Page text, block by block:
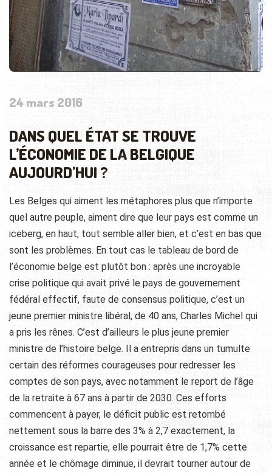
24 mars 2016
DANS QUEL ÉTAT SE TROUVE
L’ÉCONOMIE DE LA BELGIQUE
AUJOURD’HUI ?
Les Belges qui aiment les métaphores plus que n’importe
quel autre peuple, aiment dire que leur pays est comme un
iceberg, en haut, tout semble aller bien, et c’est en bas que
sont les problèmes. En tout cas le tableau de bord de
l’économie belge est plutôt bon : après une incroyable
crise politique qui avait privé le pays de gouvernement
fédéral effectif, faute de consensus politique, c’est un
jeune premier ministre libéral, de 40 ans, Charles Michel qui
a pris les rênes. C’est d’ailleurs le plus jeune premier
ministre de l’histoire belge. Il a entrepris dans un tumulte
certain des réformes courageuses pour redresser les
comptes de son pays, avec notamment le report de l’âge
de la retraite à 67 ans à partir de 2030. Ces efforts
commencent à payer, le déficit public est retombé
nettement sous la barre des 3% à 2,7 exactement, la
croissance est repartie, elle pourrait être de 1,7% cette
année et le chômage diminue, il devrait tourner autour de